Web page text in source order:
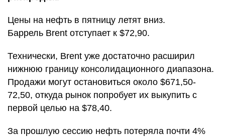
Цены на нефть в пятницу летят вниз.
Баррель Brent отступает к $72,90.
Технически, Brent уже достаточно расширил
нижнюю границу консолидационного диапазона.
Продажи могут остановиться около $671,50-
72,50, откуда рынок попробует их выкупить с
первой целью на $78,40.
За прошлую сессию нефть потеряла почти 4%